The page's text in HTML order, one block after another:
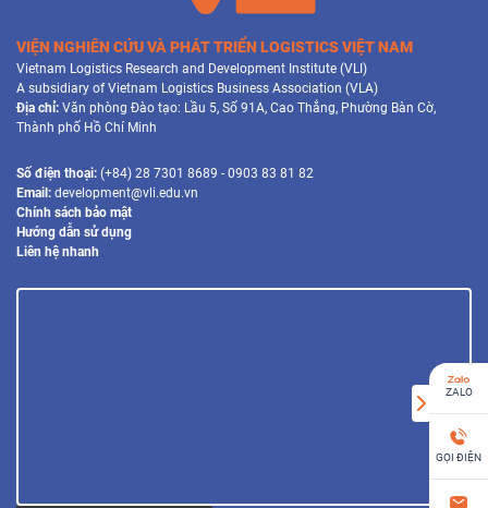
VIỆN NGHIÊN CỨU VÀ PHÁT TRIỂN LOGISTICS VIỆT NAM
Vietnam Logistics Research and Development Institute (VLI)
A subsidiary of Vietnam Logistics Business Association (VLA)
Địa chỉ: Văn phòng Đào tạo: Lầu 5, Số 91A, Cao Thắng, Phường Bàn Cờ,
Thành phố Hồ Chí Minh
Số điện thoại: (+84) 28 7301 8689 - 0903 83 81 82
Email: development@vli.edu.vn
Chính sách bảo mật
Hướng dẫn sử dụng
Liên hệ nhanh
ZALO
GỌI ĐIỆN